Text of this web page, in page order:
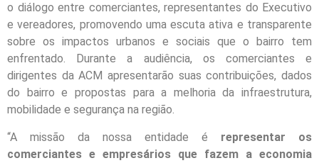
o diálogo entre comerciantes, representantes do Executivo
e vereadores, promovendo uma escuta ativa e transparente
sobre os impactos urbanos e sociais que o bairro tem
enfrentado. Durante a audiência, os comerciantes e
dirigentes da ACM apresentarão suas contribuições, dados
do bairro e propostas para a melhoria da infraestrutura,
mobilidade e segurança na região.
“A missão da nossa entidade é representar os
comerciantes e empresários que fazem a economia